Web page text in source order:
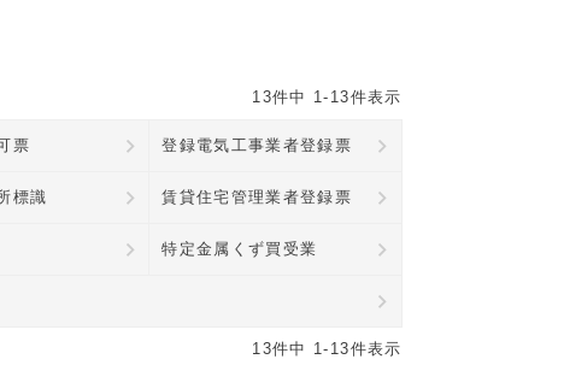
13件中 1- 13件表示
票 登録電気工事業者登録票
標識 賃貸住宅管理業者登録票
特定金属くず買受業
13件中 1- 13件表示